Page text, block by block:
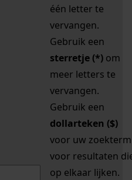
één letter te
vervangen.
Gebruik een
sterretje (*) om
meer letters te
vervangen.
Gebruik een
dollarteken ($)
voor uw zoekterm
voor resultaten
op elkaar lijken.